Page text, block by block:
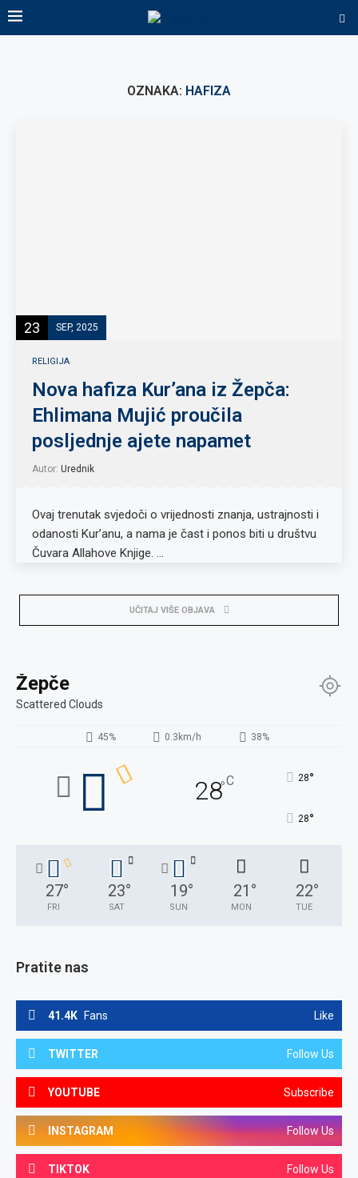
OZNAKA: HAFIZA
23 SEP, 2025
RELIGIJA
Nova hafiza Kur’ana iz Žepča:
Ehlimana Mujić proučila
posljednje ajete napamet
Autor: Urednik
Ovaj trenutak svjedoči o vrijednosti znanja, ustrajnosti i
odanosti Kur’anu, a nama je čast i ponos biti u društvu
Čuvara Allahove Knjige. …
UČITAJ VIŠE OBJAVA
Žepče
Scattered Clouds
45% 0.3km/h 38%
28°C 28°
28°
27°
FRI
23°
SAT
19°
SUN
21 °
MON
22°
TUE
Pratite nas
41.4K Fans Like
TWITTER Follow Us
YOUTUBE Subscribe
INSTAGRAM Follow Us
TIKTOK Follow Us